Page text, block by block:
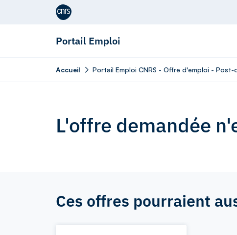
Aller au contenu
Portail Emploi
Accueil Portail Emploi CNRS - Offre d'emploi -
L'offre demandée
Ces offres pourraient